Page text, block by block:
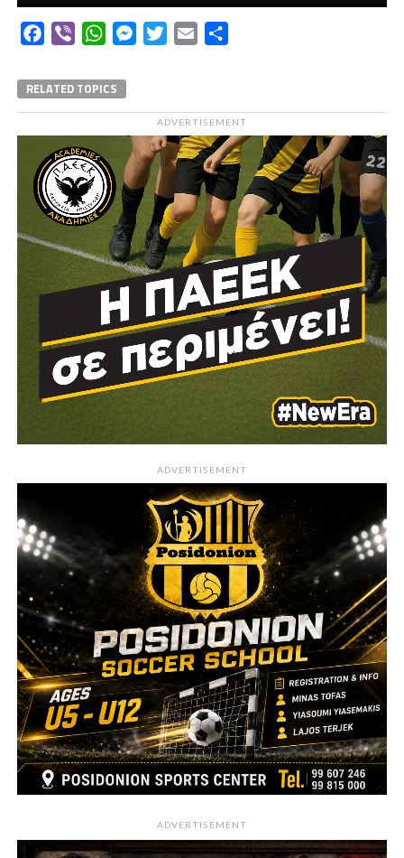
Facebook
Viber WhatsAppMessengerTwitterEmail
RELATED TOPICS
ADVERTISEMENT
ADVERTISEMENT
ADVERTISEMENT